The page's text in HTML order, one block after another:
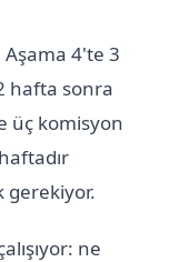
4'te 3
hafta sonra
üç komisyon
gerekiyor.
ne